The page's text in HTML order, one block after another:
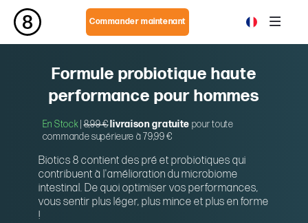
Commander maintenant
Formule probiotique haute
performance pour hommes
En Stock |8,99 € livraison gratuite pour toute
commande supérieure à 79,99 €
Biotics 8 contient des pré et probiotiques qui
contribuent à l'amélioration du microbiome
intestinal. De quoi optimiser vos performances,
vous sentir plus léger, plus mince et plus en forme
!